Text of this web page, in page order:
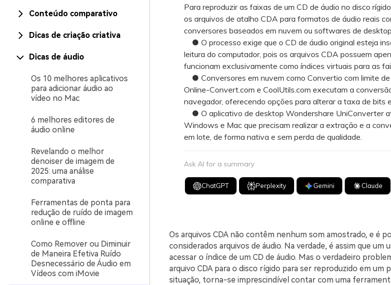
Conteúdo comparativo
Dicas de criação criativa
Dicas de áudio
Os 10 melhores aplicativos
para adicionar áudio ao
vídeo no Mac
6 melhores editores de
áudio online
Revelando o melhor
denoiser de imagem de
2025: uma análise
comparativa
Ferramentas de ponta para
redução de ruído de imagem
online e offline
Como Remover ou Diminuir
de Maneira Efetiva Ruído
Desnecessário de Áudio em
Vídeos com iMovie
Para reproduzir as faixas de um CD de áudio no disco
os arquivos de atalho CDA para formatos de áudio reais
conversores baseados em nuvem ou softwares de
● O processo exige que o CD de áudio original esteja
leitura do computador, pois os arquivos CDA possuem
funcionam exclusivamente como índices virtuais para as
● Conversores em nuvem como Convertio com limite
Online-Convert.com e CoolUtils.com executam a
navegador, oferecendo opções para alterar a taxa de bits
● O aplicativo de desktop Wondershare UniConverter
Windows e Mac que precisam realizar a extração e a
em lote, de forma nativa e sem perda de qualidade.
Ask AI for a summary
ChatGPT Perplexity Gemini Claude
Os arquivos CDA não contêm nenhum som amostrado, e é
considerados arquivos de áudio. Na verdade, é assim que um
acessar o índice de um CD de áudio. Mas o verdadeiro
arquivo CDA para o disco rígido para ser reproduzido em um
situação, torna-se imprescindível contar com uma